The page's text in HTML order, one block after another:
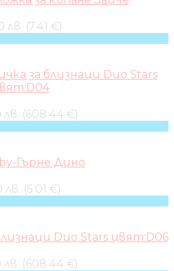
лв. (7.41 €)
за близнаци Duo Stars
лв. (608.44 €)
Гърне Дино
лв. (5.01 €)
Duo Stars цвят:D06
лв. (608.44 €)